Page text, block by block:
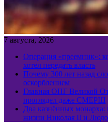
7 августа, 2026
Операция «преемник»:
хотел передать власть
Почему 300 лет назад
оскорблением
Главная ОПГ Великой
проглядел даже СМЕРШ
Два казнённых монарха:
жизни Николая II и